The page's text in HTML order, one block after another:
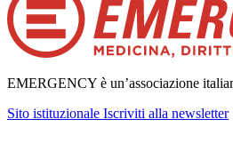
EMERGENCY è un’associazione
Sito istituzionale Iscriviti alla newsletter